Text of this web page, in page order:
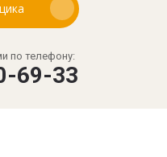
по телефону:
69-33